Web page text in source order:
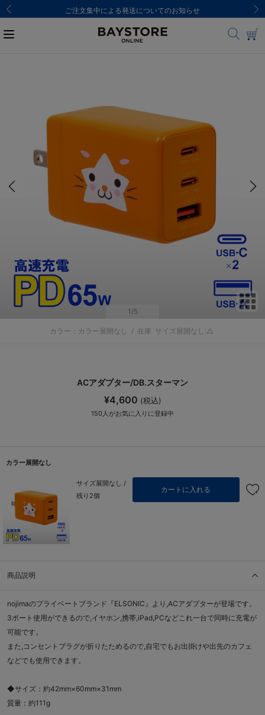
ご注文集中による発送についてのお知らせ
1 /5
カラー：カラー展開なし / 在庫 サイズ展開なし:△
ACアダプター/DB.スターマン
¥4,600 (税込)
150 人がお気に入りに登録中
カラー展開なし
サイズ展開なし /
残り2個
カートに入れる
商品説明
nojimaのプライベートブランド『ELSONIC』より,ACアダプターが登場です。
3ポート使用ができるので,イヤホン,携帯,iPad,PCなどこれ一台で同時に充電が
可能です。
また,コンセントプラグが折りたためるので,自宅でもお出掛けや出先のカフェ
などでも使用できます。
◆サイズ：約42mm×60mm×31mm
質量：約111g